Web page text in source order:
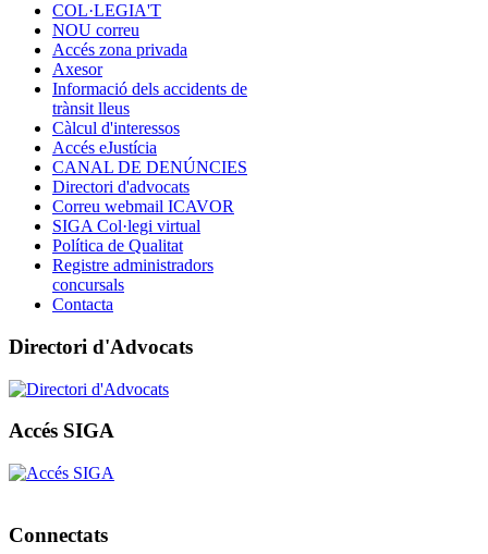
COL·LEGIA'T
NOU correu
Accés zona privada
Axesor
Informació dels accidents de
trànsit lleus
Càlcul d'interessos
Accés eJustícia
CANAL DE DENÚNCIES
Directori d'advocats
Correu webmail ICAVOR
SIGA Col·legi virtual
Política de Qualitat
Registre administradors
concursals
Contacta
Directori d'Advocats
Accés SIGA
Connectats